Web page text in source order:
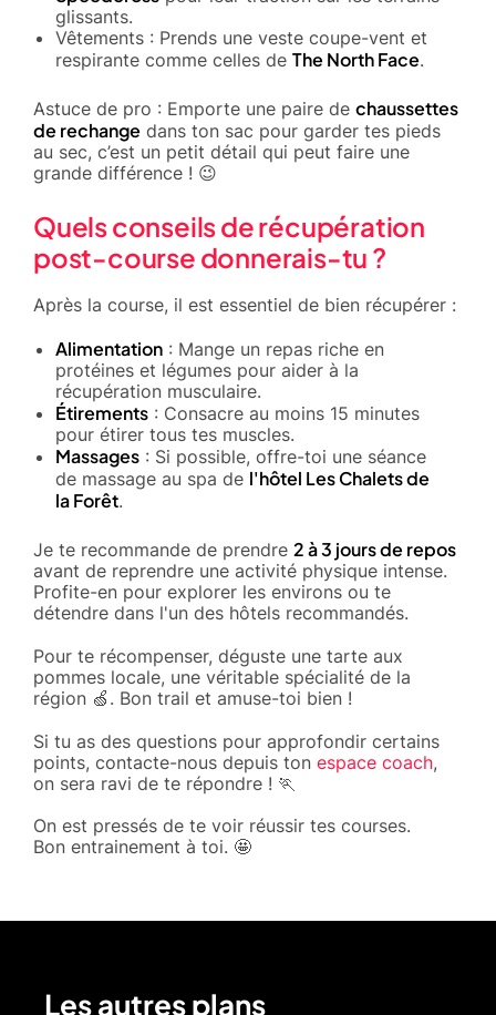
glissants.
Vêtements : Prends une veste coupe-vent et
respirante comme celles de The North Face.
Astuce de pro : Emporte une paire de chaussettes
de rechange dans ton sac pour garder tes pieds
au sec, c’est un petit détail qui peut faire une
grande différence ! 😉
Quels conseils de récupération
post-course donnerais-tu ?
Après la course, il est essentiel de bien récupérer :
Alimentation : Mange un repas riche en
protéines et légumes pour aider à la
récupération musculaire.
Étirements : Consacre au moins 15 minutes
pour étirer tous tes muscles.
Massages : Si possible, offre-toi une séance
de massage au spa de l'hôtel Les Chalets de
la Forêt.
Je te recommande de prendre 2 à 3 jours de repos
avant de reprendre une activité physique intense.
Profite-en pour explorer les environs ou te
détendre dans l'un des hôtels recommandés.
Pour te récompenser, déguste une tarte aux
pommes locale, une véritable spécialité de la
région 🍏. Bon trail et amuse-toi bien !
Si tu as des questions pour approfondir certains
points, contacte-nous depuis ton espace coach,
on sera ravi de te répondre ! 🏃
On est pressés de te voir réussir tes courses.
Bon entrainement à toi. 🤩
Les autres plans